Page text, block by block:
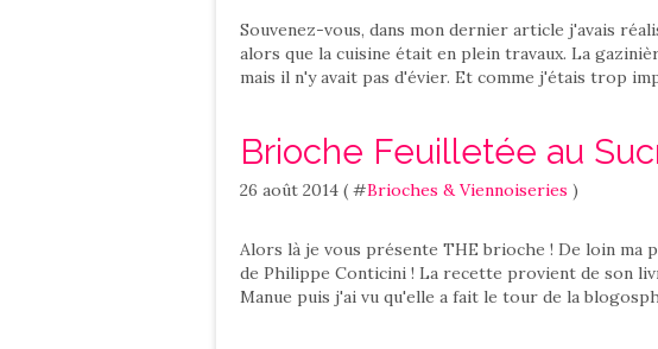
Souvenez-vous, dans mon dernier article j'avais
alors que la cuisine était en plein travaux. La
mais il n'y avait pas d'évier. Et comme j'étais trop
Brioche Feuilletée au
26 août 2014 ( #Brioches & Viennoiseries )
Alors là je vous présente THE brioche ! De loin ma
de Philippe Conticini ! La recette provient de son
Manue puis j'ai vu qu'elle a fait le tour de la